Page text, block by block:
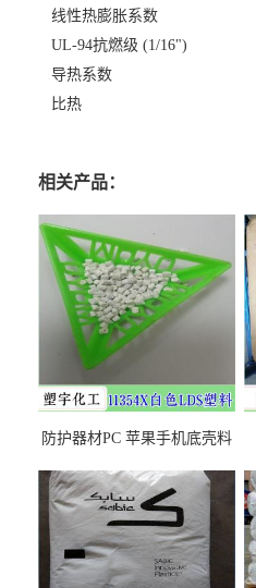
线性热膨胀系数
UL-94抗燃级 (1/16")
导热系数
比热
相关产品：
防护器材PC 苹果手机底壳料
之忧